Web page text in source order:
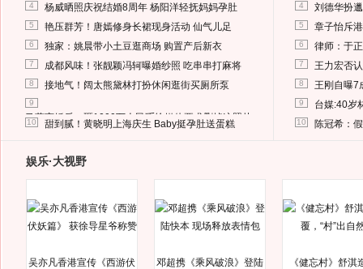
4 杨威晒照庆祝结婚8周年 杨阳洋轻抚妈妈孕肚
5 艳压群芳！唐嫣修身长裙现身活动 仙气儿足
6 独家：姚晨带小土豆逛商场 购置产后新衣
7 成都风味！张靓颖冯轲曝婚纱照 吃串串打麻将
8 接地气！阔太熊黛林打扮休闲逛街买厕所泵
9
马蓉离婚后，砸1000万人民币给媒体要求删掉这照片
10 甜到腻！黄晓明上海庆生 Baby挺孕肚送蛋糕
4 刘德华扮
5 章子怡斥
6 律师：于
7 王力宏否
8 王刚自曝7
9 台媒:40岁
10 陈冠希：
娱乐·大视野
吴亦凡香港宣传《西游伏
邓超携《乘风破浪》登陆
《健忘村》舒淇